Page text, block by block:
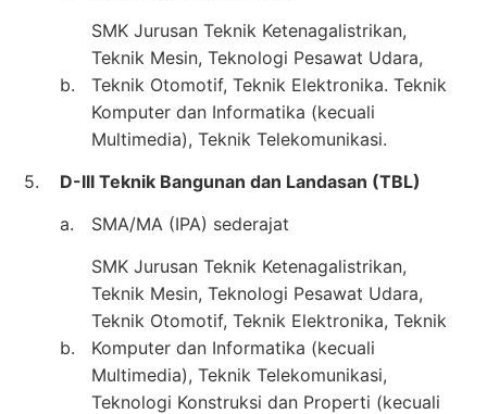
b.
SMK Jurusan Teknik Ketenagalistrikan,
Teknik Mesin, Teknologi Pesawat Udara,
Teknik Otomotif, Teknik Elektronika. Teknik
Komputer dan Informatika (kecuali
Multimedia), Teknik Telekomunikasi.
5.
D-III Teknik Bangunan dan Landasan (TBL)
a.
SMA/MA (IPA) sederajat
b.
SMK Jurusan Teknik Ketenagalistrikan,
Teknik Mesin, Teknologi Pesawat Udara,
Teknik Otomotif, Teknik Elektronika, Teknik
Komputer dan Informatika (kecuali
Multimedia), Teknik Telekomunikasi,
Teknologi Konstruksi dan Properti (kecuali